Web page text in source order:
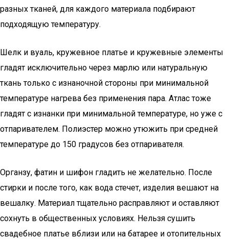
разных тканей, для каждого материала подбирают
подходящую температуру.
Шелк и вуаль, кружевное платье и кружевные элементы
гладят исключительно через марлю или натуральную
ткань только с изнаночной стороны при минимальной
температуре нагрева без применения пара. Атлас тоже
гладят с изнанки при минимальной температуре, но уже с
отпаривателем. Полиэстер можно утюжить при средней
температуре до 150 градусов без отпаривателя.
Органзу, фатин и шифон гладить не желательно. После
стирки и после того, как вода стечет, изделия вешают на
вешалку. Материал тщательно расправляют и оставляют
сохнуть в общественных условиях. Нельзя сушить
свадебное платье вблизи или на батарее и отопительных